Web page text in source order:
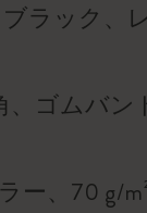
ラック、
、ゴムバン
ー、70 g/